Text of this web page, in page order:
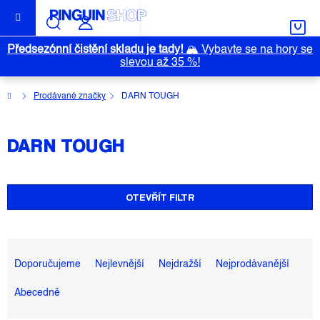
obsah
Předsezónní čistění skladu je tady!🏔️ Vybavte se na hory se
slevou až 35 %!
DomůProdávané značky DARN TOUGH
DARN TOUGH
OTEVŘÍT FILTR
A
Z
E
Doporučujeme Nejlevnější Nejdražší Nejprodávanější
Abecedně